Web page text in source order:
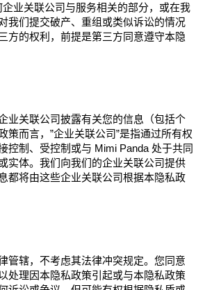
业关联公司与服务相关的部分，或在我
我们提交破产、重组或类似诉讼的情况
方的权利，前提是第三方同意遵守本隐
业关联公司披露有关您的信息（包括个
策而言，”企业关联公司”是指通过所有权
控制、受控制或与 Mimi Panda 处于共同
实体。我们向我们的企业关联公司提供
都将由这些企业关联公司根据本隐私政
管辖，不考虑其法律冲突规定。您同意
处理因本隐私政策引起或与本隐私政策